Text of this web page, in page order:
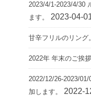
2023/4/1-2023/4/30
ます。
2023-04-
甘辛フリルのリング。
2022年 年末のご挨拶
2022/12/26-2023/
加します。
2022-